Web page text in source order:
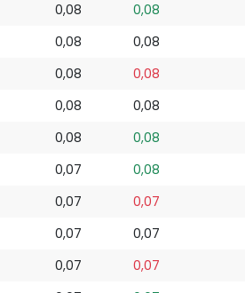
0,08 0,08
0,08 0,08
0,08 0,08
0,08 0,08
0,08 0,08
0,07 0,08
0,07 0,07
0,07 0,07
0,07 0,07